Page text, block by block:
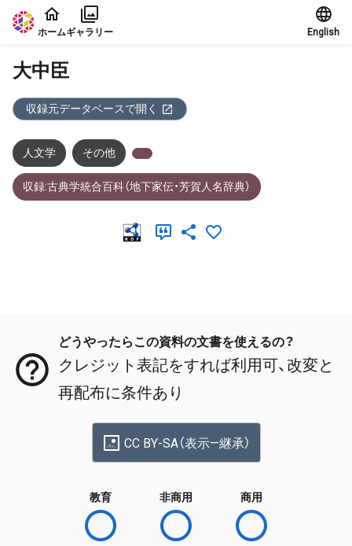
本文に飛ぶ
ホームギャラリー English
大中臣
収録元データベースで開く
人文学 その他
収録:古典学統合百科（地下家伝・芳賀人名辞典）
どうやったらこの資料の文書を使えるの？
クレジット表記をすれば利用可、改変と
再配布に条件あり
CC BY-SA（表示—継承）
教育 非商用 商用